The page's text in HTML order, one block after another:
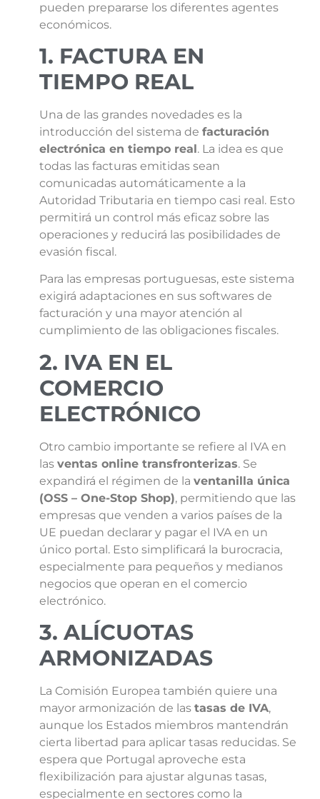
pueden prepararse los diferentes agentes
económicos.
1. FACTURA EN
TIEMPO REAL
Una de las grandes novedades es la
introducción del sistema de facturación
electrónica en tiempo real. La idea es que
todas las facturas emitidas sean
comunicadas automáticamente a la
Autoridad Tributaria en tiempo casi real. Esto
permitirá un control más eficaz sobre las
operaciones y reducirá las posibilidades de
evasión fiscal.
Para las empresas portuguesas, este sistema
exigirá adaptaciones en sus softwares de
facturación y una mayor atención al
cumplimiento de las obligaciones fiscales.
2. IVA EN EL
COMERCIO
ELECTRÓNICO
Otro cambio importante se refiere al IVA en
las ventas online transfronterizas. Se
expandirá el régimen de la ventanilla única
(OSS – One-Stop Shop), permitiendo que las
empresas que venden a varios países de la
UE puedan declarar y pagar el IVA en un
único portal. Esto simplificará la burocracia,
especialmente para pequeños y medianos
negocios que operan en el comercio
electrónico.
3. ALÍCUOTAS
ARMONIZADAS
La Comisión Europea también quiere una
mayor armonización de las tasas de IVA,
aunque los Estados miembros mantendrán
cierta libertad para aplicar tasas reducidas. Se
espera que Portugal aproveche esta
flexibilización para ajustar algunas tasas,
especialmente en sectores como la